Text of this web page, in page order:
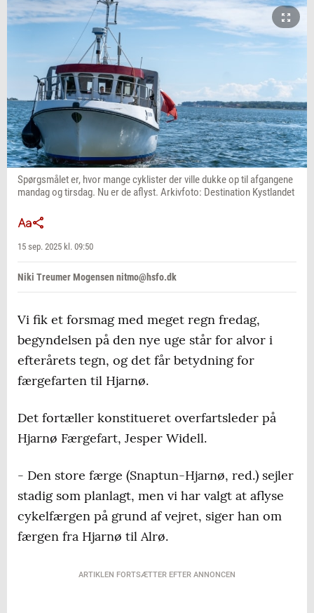
Spørgsmålet er, hvor mange cyklister der ville dukke op til afgangene
mandag og tirsdag. Nu er de aflyst. Arkivfoto: Destination Kystlandet
15 sep. 2025 kl. 09:50
Niki Treumer Mogensen nitmo@hsfo.dk
Vi fik et forsmag med meget regn fredag,
begyndelsen på den nye uge står for alvor i
efterårets tegn, og det får betydning for
færgefarten til Hjarnø.
Det fortæller konstitueret overfartsleder på
Hjarnø Færgefart, Jesper Widell.
- Den store færge (Snaptun-Hjarnø, red.) sejler
stadig som planlagt, men vi har valgt at aflyse
cykelfærgen på grund af vejret, siger han om
færgen fra Hjarnø til Alrø.
ARTIKLEN FORTSÆTTER EFTER ANNONCEN